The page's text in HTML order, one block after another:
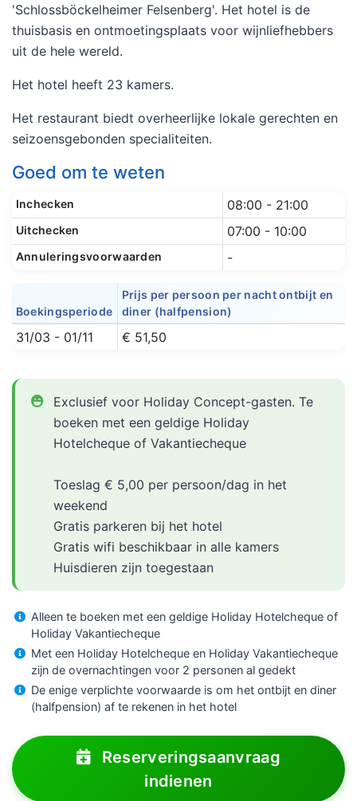
'Schlossböckelheimer Felsenberg'. Het hotel is de
thuisbasis en ontmoetingsplaats voor wijnliefhebbers
uit de hele wereld.
Het hotel heeft 23 kamers.
Het restaurant biedt overheerlijke lokale gerechten en
seizoensgebonden specialiteiten.
Goed om te weten
Inchecken 08:00 - 21:00
Uitchecken 07:00 - 10:00
Annuleringsvoorwaarden -
Boekingsperiode
Prijs per persoon per nacht ontbijt en
diner (halfpension)
31/03 - 01/11 € 51,50
Exclusief voor Holiday Concept-gasten. Te
boeken met een geldige Holiday
Hotelcheque of Vakantiecheque
Toeslag € 5,00 per persoon/dag in het
weekend
Gratis parkeren bij het hotel
Gratis wifi beschikbaar in alle kamers
Huisdieren zijn toegestaan
Alleen te boeken met een geldige Holiday Hotelcheque of
Holiday Vakantiecheque
Met een Holiday Hotelcheque en Holiday Vakantiecheque
zijn de overnachtingen voor 2 personen al gedekt
De enige verplichte voorwaarde is om het ontbijt en diner
(halfpension) af te rekenen in het hotel
Reserveringsaanvraag
indienen